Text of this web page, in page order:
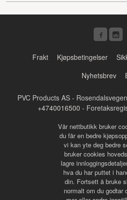
Frakt Kjøpsbetingelser
Nyhetsbrev
PVC Products AS -
+4740016500 -
Vår nettbutikk bruker
du får en bedre
vi kan yte deg bedre
bruker cookies
lagre
hva du har puttet i
din. Fortsett å bruke
normalt om du godtar